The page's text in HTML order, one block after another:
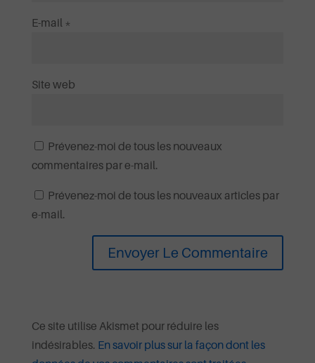
E-mail *
Site web
Prévenez-moi de tous les nouveaux
commentaires par e-mail.
Prévenez-moi de tous les nouveaux articles par
e-mail.
Ce site utilise Akismet pour réduire les
indésirables. En savoir plus sur la façon dont les